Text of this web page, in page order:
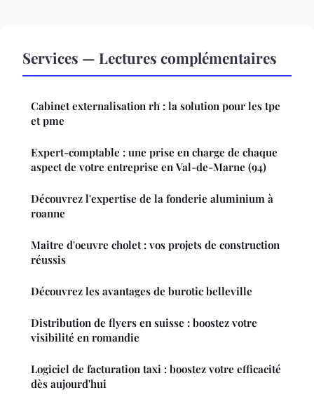
Services — Lectures complémentaires
Cabinet externalisation rh : la solution pour les tpe
et pme
Expert-comptable : une prise en charge de chaque
aspect de votre entreprise en Val-de-Marne (94)
Découvrez l'expertise de la fonderie aluminium à
roanne
Maitre d'oeuvre cholet : vos projets de construction
réussis
Découvrez les avantages de burotic belleville
Distribution de flyers en suisse : boostez votre
visibilité en romandie
Logiciel de facturation taxi : boostez votre efficacité
dès aujourd'hui